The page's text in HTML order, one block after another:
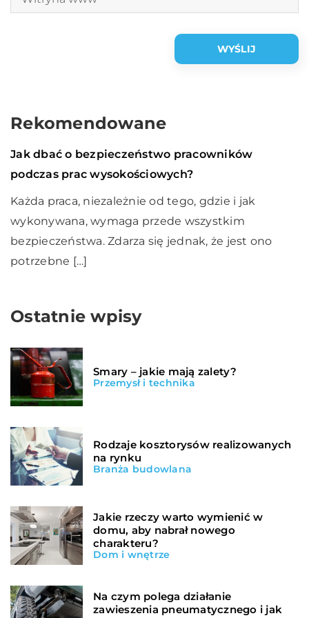
Rekomendowane
27 sierpnia 2020
Przemysł i technika
Jak dbać o bezpieczeństwo pracowników
podczas prac wysokościowych?
Każda praca, niezależnie od tego, gdzie i jak
wykonywana, wymaga przede wszystkim
bezpieczeństwa. Zdarza się jednak, że jest ono
potrzebne […]
Ostatnie wpisy
Smary – jakie mają zalety?
Przemysł i technika
Rodzaje kosztorysów realizowanych
na rynku
Branża budowlana
Jakie rzeczy warto wymienić w
domu, aby nabrał nowego
charakteru?
Dom i wnętrze
Na czym polega działanie
zawieszenia pneumatycznego i jak